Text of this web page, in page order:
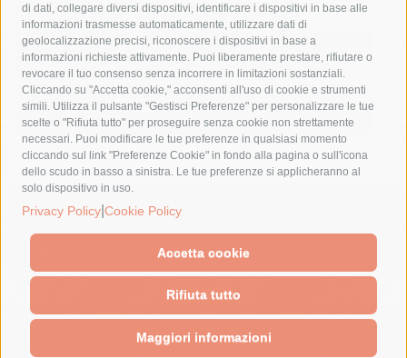
di dati, collegare diversi dispositivi, identificare i dispositivi in base alle
informazioni trasmesse automaticamente, utilizzare dati di
geolocalizzazione precisi, riconoscere i dispositivi in base a
informazioni richieste attivamente. Puoi liberamente prestare, rifiutare o
revocare il tuo consenso senza incorrere in limitazioni sostanziali.
Cliccando su "Accetta cookie," acconsenti all'uso di cookie e strumenti
simili. Utilizza il pulsante "Gestisci Preferenze" per personalizzare le tue
scelte o "Rifiuta tutto" per proseguire senza cookie non strettamente
necessari. Puoi modificare le tue preferenze in qualsiasi momento
cliccando sul link "Preferenze Cookie" in fondo alla pagina o sull'icona
dello scudo in basso a sinistra. Le tue preferenze si applicheranno al
solo dispositivo in uso.
Privacy Policy Cookie Policy
Accetta cookie
Rifiuta tutto
Maggiori informazioni
massimo coppola
Meta napoli
ordinanza
penisola sorrentina
piano di sorrento
polizia municipale
protezione civile
Regione Campania
sant'agnello
sindaco cuomo
sorrento studenti temporali
treni
turismo
Vico Equense villa fiorentino vincenzo de luca
© 2015 SorrentoPress. All rights reserved.
Il giornale online della Penisola Sorrentina
Cookie Policy